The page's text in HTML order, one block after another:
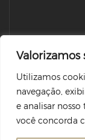
Valorizamos
Utilizamos
navegação,
e analisar nosso
você concorda